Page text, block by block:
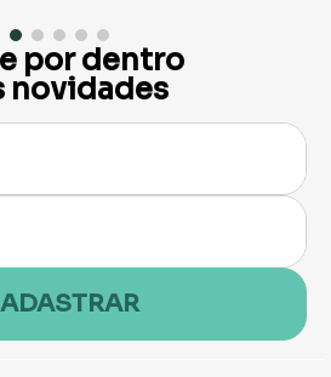
por dentro
novidades